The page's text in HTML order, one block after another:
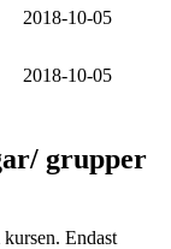
2018-10-05
2018-10-05
grupper
Endast